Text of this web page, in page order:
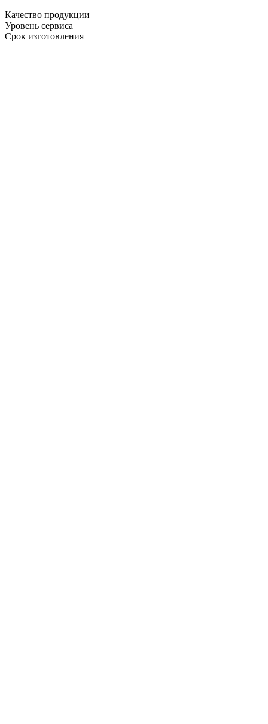
Качество продукции
Уровень сервиса
Срок изготовления